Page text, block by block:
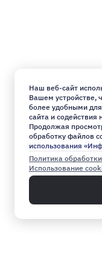
Наш веб-сайт
Вашем устройстве,
более удобными
сайта и содействия
Продолжая
обработку файлов
использования
Политика
Использование